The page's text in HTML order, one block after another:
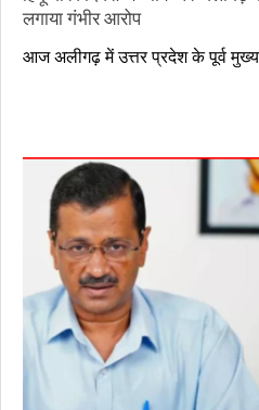
लगाया गंभीर आरोप
08-
आज अलीगढ़ में उत्तर प्रदेश के पूर्व